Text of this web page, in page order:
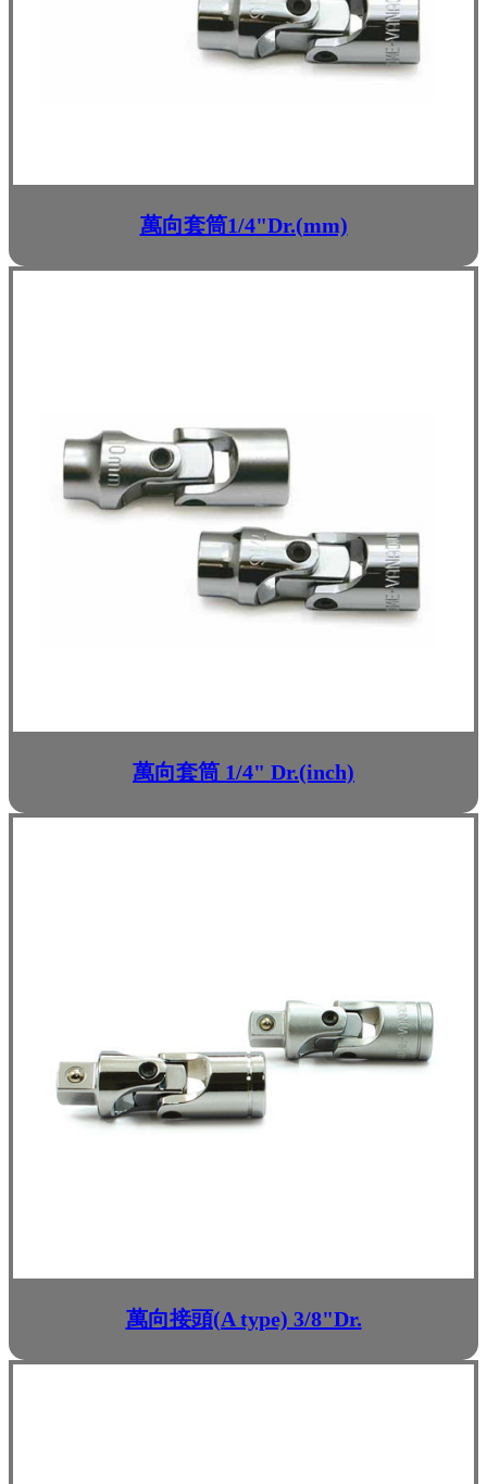
萬向套筒1/4"Dr.(mm)
萬向套筒 1/4" Dr.(inch)
萬向接頭(A type) 3/8"Dr.